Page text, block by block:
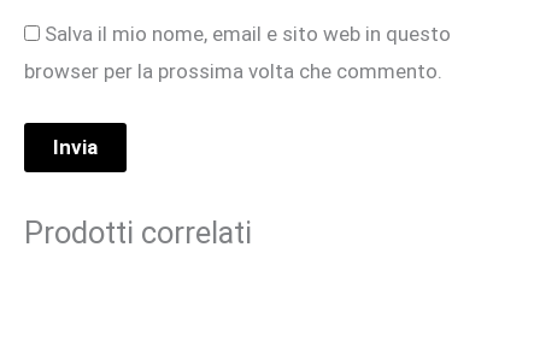
Salva il mio nome, email e sito web in questo
browser per la prossima volta che commento.
Prodotti correlati